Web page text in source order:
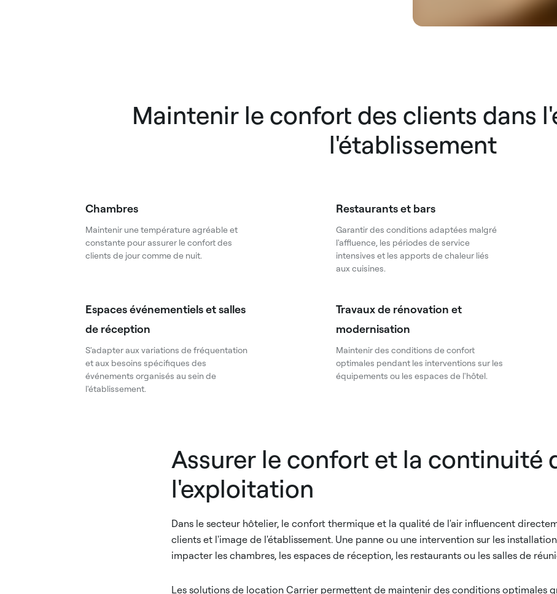
Maintenir le confort des clients dans
l'établissement
Chambres
Maintenir une température agréable et
constante pour assurer le confort des
clients de jour comme de nuit.
Restaurants et bars
Garantir des conditions adaptées malgré
l'affluence, les périodes de service
intensives et les apports de chaleur liés
aux cuisines.
Espaces événementiels et salles
de réception
S'adapter aux variations de fréquentation
et aux besoins spécifiques des
événements organisés au sein de
l'établissement.
Travaux de rénovation et
modernisation
Maintenir des conditions de confort
optimales pendant les interventions sur les
équipements ou les espaces de l'hôtel.
Assurer le confort et la continuité
l'exploitation
Dans le secteur hôtelier, le confort thermique et la qualité de l'air influencent
clients et l'image de l'établissement. Une panne ou une intervention sur les
impacter les chambres, les espaces de réception, les restaurants ou les salles de
Les solutions de location Carrier permettent de maintenir des conditions optimales